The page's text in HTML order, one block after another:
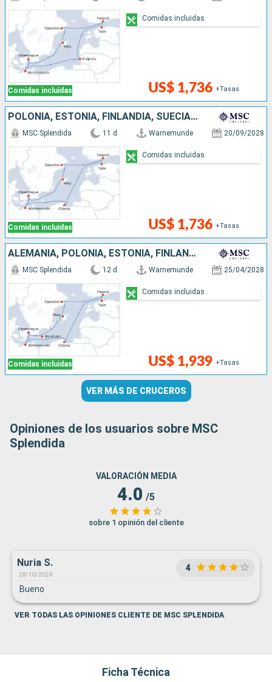
Comidas incluidas US$ 1,736 +Tasas
Comidas incluidas
POLONIA, ESTONIA, FINLANDIA, SUECIA, DINAMARCA, ALEMANIA
Comidas incluidas
MSC Splendida 11 d Warnemunde 20/09/2028
US$ 1,736 +Tasas
Comidas incluidas
ALEMANIA, POLONIA, ESTONIA, FINLANDIA, SUECIA, DINAMARCA
Comidas incluidas
MSC Splendida 12 d Warnemunde 25/04/2028
US$ 1,939 +Tasas
Comidas incluidas
VER MÁS DE CRUCEROS
Opiniones de los usuarios sobre MSC
Splendida
VALORACIÓN MEDIA
4.0 /5
sobre 1 opinión del cliente
Nuria S.
28/10/2024
4
Bueno
VER TODAS LAS OPINIONES CLIENTE DE MSC SPLENDIDA
Ficha Técnica